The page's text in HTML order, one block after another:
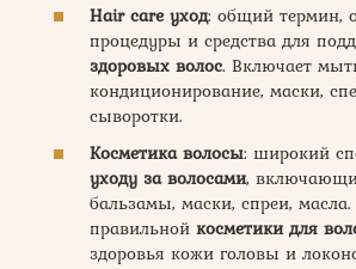
Hair care уход: общий термин,
процедуры и средства для
здоровых волос. Включает
кондиционирование, маски,
сыворотки.
Косметика волосы: широкий
уходу за волосами,
бальзамы, маски, спреи,
правильной косметики для
здоровья кожи головы и